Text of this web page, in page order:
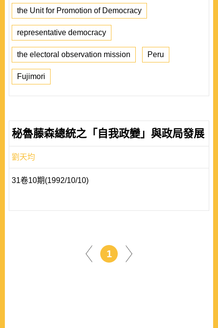
the Unit for Promotion of Democracy
representative democracy
the electoral observation mission Peru
Fujimori
秘魯藤森總統之「自我政變」與政局發展
劉天均
31卷10期(1992/10/10)
1